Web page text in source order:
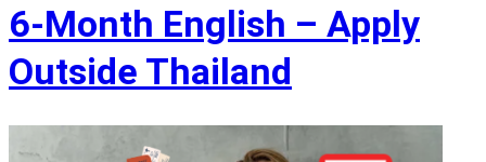
6-Month English – Apply
Outside Thailand